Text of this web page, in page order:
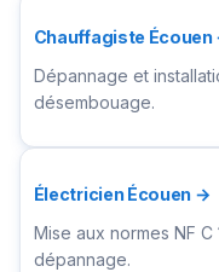
Chauffagiste Écouen
Dépannage et
désembouage.
Électricien Écouen →
Mise aux normes NF
dépannage.